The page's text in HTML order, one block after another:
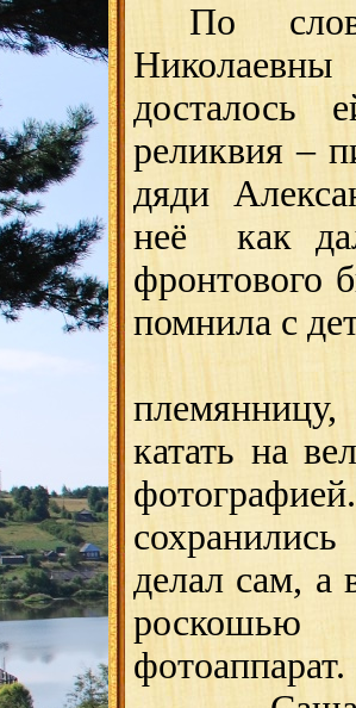
По
досталось
реликвия –
дяди
неё как
фронтового
помнила с
Он
катать на
делал сам, а
фотоаппарат.